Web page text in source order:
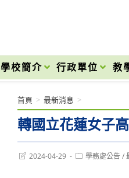
學校簡介 行政單位 教
轉國立花蓮女子
首頁 > 最新消息 >
Post2024-04-29
Post學務處公告 /